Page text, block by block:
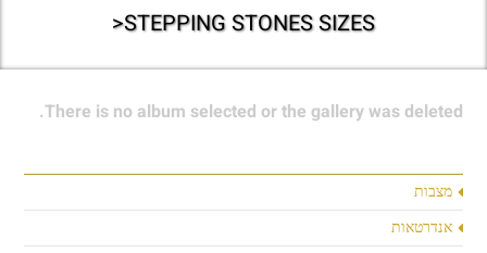
STEPPING STONES SIZES<
מצבות
אנדרטאות
There is no album selected or the gallery was deleted.